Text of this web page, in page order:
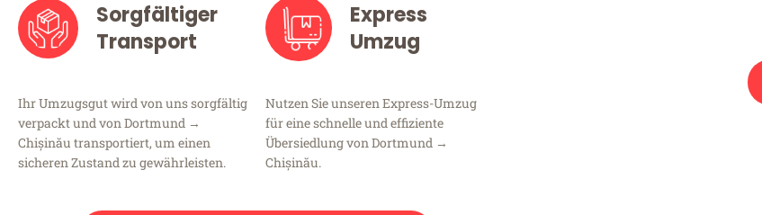
Sorgfältiger
Transport
Ihr Umzugsgut wird von uns sorgfältig
verpackt und von Dortmund →
Chișinău transportiert, um einen
sicheren Zustand zu gewährleisten.
Express
Umzug
Nutzen Sie unseren Express-Umzug
für eine schnelle und effiziente
Übersiedlung von Dortmund →
Chișinău.